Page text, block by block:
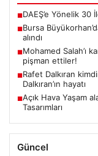
■DAEŞ’e Yönelik 30
■Bursa
alındı
■Mohamed Salah’ı
pişman ettiler!
■Rafet Dalkıran
Dalkıran’ın hayatı
■Açık Hava Yaşam
Tasarımları
Güncel